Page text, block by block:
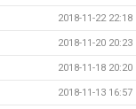
2018-11-22 22:18
2018-11-20 20:23
2018-11-18 20:20
2018-11-13 16:57